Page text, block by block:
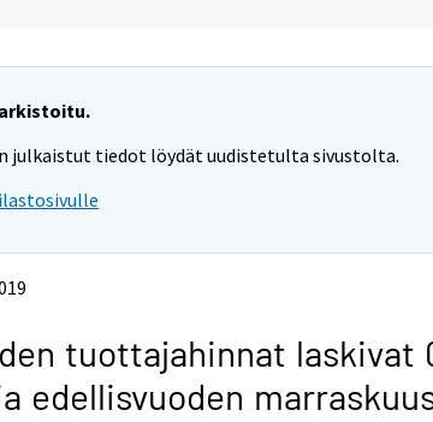
julkaistut tiedot löydät uudistetulta sivustolta.
tuottajahinnat laskivat
edellisvuoden